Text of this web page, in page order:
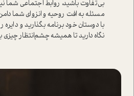
بی‌تفاوت باشید، روابط اجتماعی شما
مسئله به افت روحیه و انزوای شما
با دوستان خود برنامه بگذارید و
نگاه دارید تا همیشه چشم‌انتظار چیزی